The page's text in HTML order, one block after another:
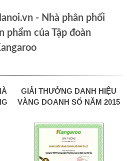
- Nhà phân phối
phẩm của Tập đoàn
GIẢI THƯỞNG DANH HIỆU
VÀNG DOANH SỐ NĂM 2015